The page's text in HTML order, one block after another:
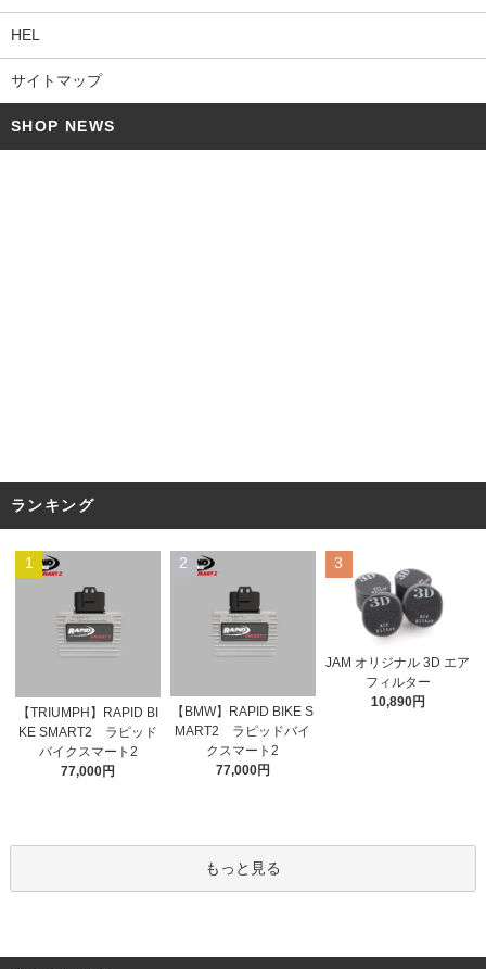
HEL
サイトマップ
SHOP NEWS
ランキング
1
【TRIUMPH】RAPID BI
KE SMART2 ラピッド
バイクスマート2
77,000円
2
【BMW】RAPID BIKE S
MART2 ラピッドバイ
クスマート2
77,000円
3
JAM オリジナル 3D エア
フィルター
10,890円
もっと見る